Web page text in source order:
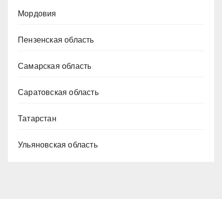
Мордовия
Пензенская область
Самарская область
Саратовская область
Татарстан
Ульяновская область